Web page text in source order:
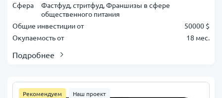
Сфера
Фастфуд, стритфуд, Франшизы в сфере
общественного питания
Общие инвестиции от
50000 $
Окупаемость от
18 мес.
Подробнее
Рекомендуем Наш проект